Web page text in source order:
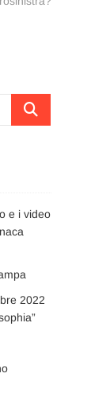
Cerca
e i video
2022